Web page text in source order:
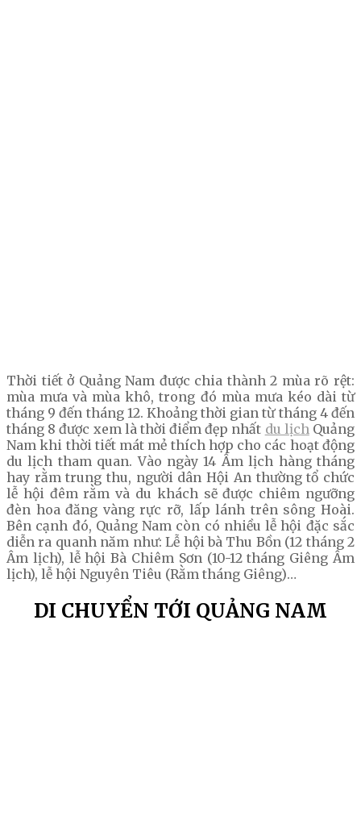
Thời tiết ở Quảng Nam được chia thành 2 mùa rõ rệt:
mùa mưa và mùa khô, trong đó mùa mưa kéo dài từ
tháng 9 đến tháng 12. Khoảng thời gian từ tháng 4 đến
tháng 8 được xem là thời điểm đẹp nhất du lịchQuảng
Nam khi thời tiết mát mẻ thích hợp cho các hoạt động
du lịch tham quan. Vào ngày 14 Âm lịch hàng tháng
hay rằm trung thu, người dân Hội An thường tổ chức
lễ hội đêm rằm và du khách sẽ được chiêm ngưỡng
đèn hoa đăng vàng rực rỡ, lấp lánh trên sông Hoài.
Bên cạnh đó, Quảng Nam còn có nhiều lễ hội đặc sắc
diễn ra quanh năm như: Lễ hội bà Thu Bồn (12 tháng 2
Âm lịch), lễ hội Bà Chiêm Sơn (10-12 tháng Giêng Âm
lịch), lễ hội Nguyên Tiêu (Rằm tháng Giêng)…
DI CHUYỂN TỚI QUẢNG NAM